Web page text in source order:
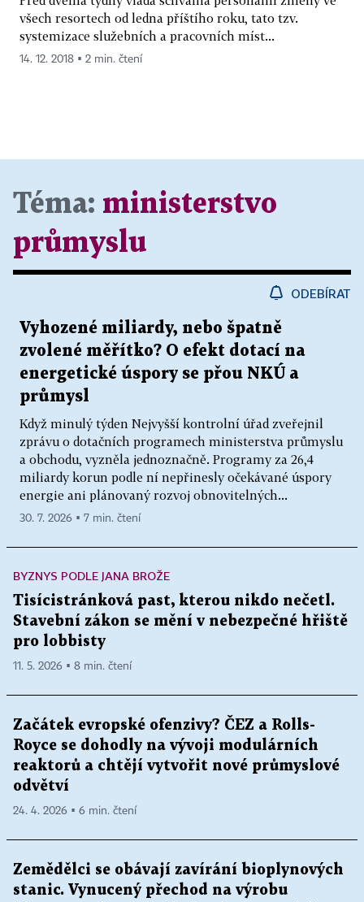
všech resortech od ledna příštího roku, tato tzv.
systemizace služebních a pracovních míst...
14. 12. 2018 ▪ 2 min. čtení
Téma: ministerstvo
průmyslu
ODEBÍRAT
Vyhozené miliardy, nebo špatně
zvolené měřítko? O efekt dotací na
energetické úspory se přou NKÚ a
průmysl
Když minulý týden Nejvyšší kontrolní úřad zveřejnil
zprávu o dotačních programech ministerstva průmyslu
a obchodu, vyzněla jednoznačně. Programy za 26,4
miliardy korun podle ní nepřinesly očekávané úspory
energie ani plánovaný rozvoj obnovitelných...
30. 7. 2026 ▪ 7 min. čtení
BYZNYS PODLE JANA BROŽE
Tisícistránková past, kterou nikdo nečetl.
Stavební zákon se mění v nebezpečné hřiště
pro lobbisty
11. 5. 2026 ▪ 8 min. čtení
Začátek evropské ofenzivy? ČEZ a Rolls-
Royce se dohodly na vývoji modulárních
reaktorů a chtějí vytvořit nové průmyslové
odvětví
24. 4. 2026 ▪ 6 min. čtení
Zemědělci se obávají zavírání bioplynových
stanic. Vynucený přechod na výrobu